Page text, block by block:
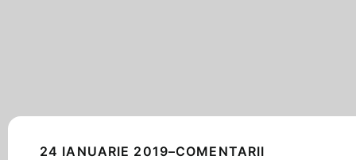
24 IANUARIE 2019–COMENTARII